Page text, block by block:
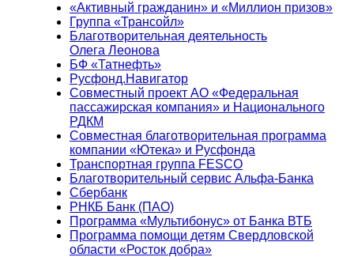
«Активный гражданин» и «Миллион призов»
Группа «Трансойл»
Благотворительная деятельность
Олега Леонова
БФ «Татнефть»
Русфонд.Навигатор
Совместный проект АО «Федеральная
пассажирская компания» и Национального
РДКМ
Совместная благотворительная программа
компании «Ютека» и Русфонда
Транспортная группа FESCO
Благотворительный сервис Альфа-Банка
Сбербанк
РНКБ Банк (ПАО)
Программа «Мультибонус» от Банка ВТБ
Программа помощи детям Свердловской
области «Росток добра»